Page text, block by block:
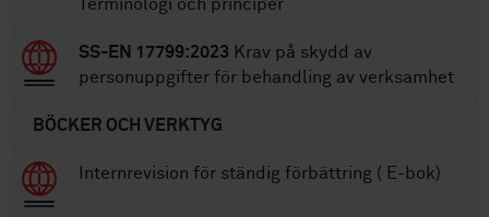
Terminologi och principer
SS-EN 17799:2023 Krav på skydd av
personuppgifter för behandling av verksamhet
BÖCKER OCH VERKTYG
Internrevision för ständig förbättring ( E-bok)